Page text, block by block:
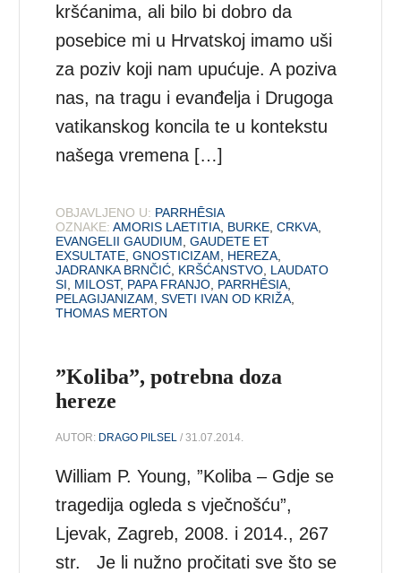
kršćanima, ali bilo bi dobro da
posebice mi u Hrvatskoj imamo uši
za poziv koji nam upućuje. A poziva
nas, na tragu i evanđelja i Drugoga
vatikanskog koncila te u kontekstu
našega vremena […]
OBJAVLJENO U: PARRHĒSIA
OZNAKE: AMORIS LAETITIA BURKE ,CRKVA
EVANGELII GAUDIUM ,GAUDETE ET
EXSULTATE ,GNOSTICIZAM HEREZA
JADRANKA BRNČIĆ KRŠĆANSTVO LAUDATO
SI
MILOST, PAPA FRANJO PARRHĒSIA
PELAGIJANIZAM ,SVETI IVAN OD KRIŽA
THOMAS MERTON
”Koliba”, potrebna doza
hereze
AUTOR: DRAGO PILSEL / 31.07.2014.
William P. Young, ”Koliba – Gdje se
tragedija ogleda s vječnošću”,
Ljevak, Zagreb, 2008. i 2014., 267
str. Je li nužno pročitati sve što se